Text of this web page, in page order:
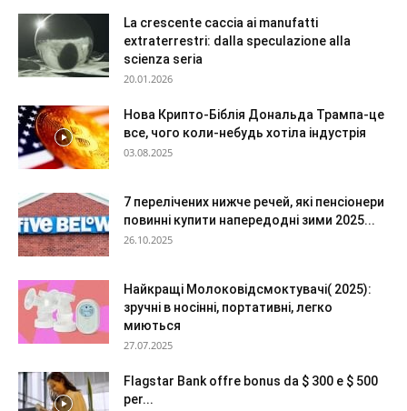
La crescente caccia ai manufatti
extraterrestri: dalla speculazione alla
scienza seria
20.01.2026
Нова Крипто-Біблія Дональда Трампа-це
все, чого коли-небудь хотіла індустрія
03.08.2025
7 перелічених нижче речей, які пенсіонери
повинні купити напередодні зими 2025...
26.10.2025
Найкращі Молоковідсмоктувачі( 2025):
зручні в носінні, портативні, легко
миються
27.07.2025
Flagstar Bank offre bonus da $ 300 e $ 500
per...